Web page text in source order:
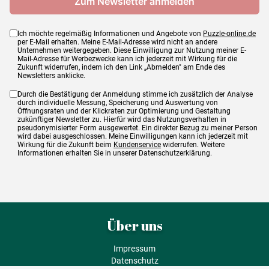
Ich möchte regelmäßig Informationen und Angebote von Puzzle-online.de
per E-Mail erhalten. Meine E-Mail-Adresse wird nicht an andere
Unternehmen weitergegeben. Diese Einwilligung zur Nutzung meiner E-
Mail-Adresse für Werbezwecke kann ich jederzeit mit Wirkung für die
Zukunft widerrufen, indem ich den Link „Abmelden" am Ende des
Newsletters anklicke.
Durch die Bestätigung der Anmeldung stimme ich zusätzlich der Analyse
durch individuelle Messung, Speicherung und Auswertung von
Öffnungsraten und der Klickraten zur Optimierung und Gestaltung
zukünftiger Newsletter zu. Hierfür wird das Nutzungsverhalten in
pseudonymisierter Form ausgewertet. Ein direkter Bezug zu meiner Person
wird dabei ausgeschlossen. Meine Einwilligungen kann ich jederzeit mit
Wirkung für die Zukunft beim Kundenservice widerrufen. Weitere
Informationen erhalten Sie in unserer Datenschutzerklärung.
Über uns
Impressum
Datenschutz